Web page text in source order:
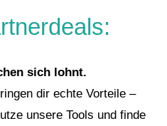
sich lohnt.
dir echte Vorteile –
unsere Tools und finde